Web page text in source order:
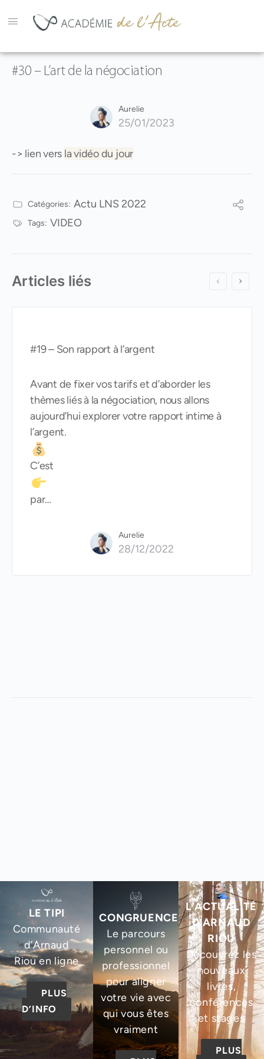
#30 – L’art de la négociation
Aurelie
25/01/2023
-> lien vers la vidéo du jour
Catégories: Actu LNS 2022
Tags: VIDEO
Articles liés
#19 – Son rapport à l’argent
Avant de fixer vos tarifs et d’aborder les
thèmes liés à la négociation, nous allons
aujourd’hui explorer votre rapport intime à
l’argent.
C’est
par…
Aurelie
28/12/2022
LE TIPI
Communauté
d’Arnaud
Riou en ligne
PLUS
D’INFO
CONGRUENCE
Le parcours
personnel ou
professionnel
pour aligner
votre vie avec
qui vous êtes
vraiment
L’ACTUALITÉ
D’ARNAUD
RIOU
Découvrez les
nouveaux
livres,
conférences
et stages
PLUS